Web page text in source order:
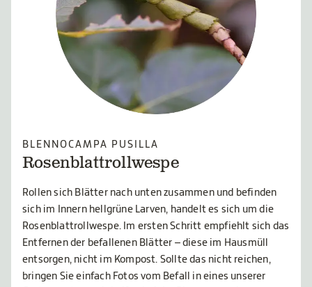
BLENNOCAMPA PUSILLA
Rosenblattrollwespe
Rollen sich Blätter nach unten zusammen und befinden
sich im Innern hellgrüne Larven, handelt es sich um die
Rosenblattrollwespe. Im ersten Schritt empfiehlt sich das
Entfernen der befallenen Blätter – diese im Hausmüll
entsorgen, nicht im Kompost. Sollte das nicht reichen,
bringen Sie einfach Fotos vom Befall in eines unserer